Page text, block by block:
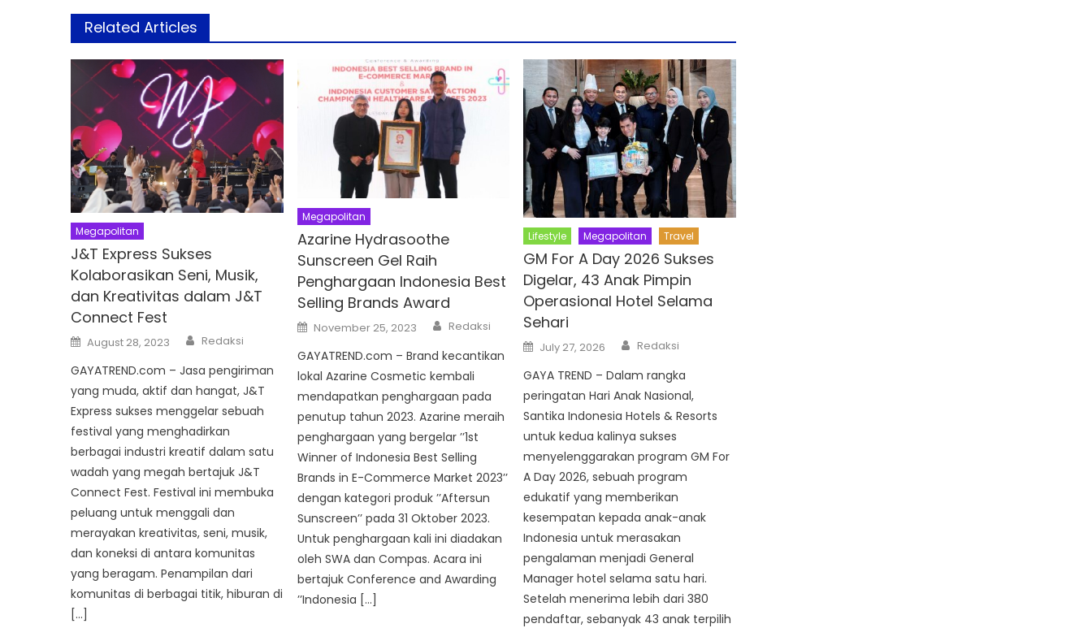
Related Articles
Megapolitan
J&T Express Sukses
Kolaborasikan Seni, Musik,
dan Kreativitas dalam J&T
Connect Fest
Posted
on
August 28, 2023 Author
Redaksi
GAYATREND.com – Jasa pengiriman
yang muda, aktif dan hangat, J&T
Express sukses menggelar sebuah
festival yang menghadirkan
berbagai industri kreatif dalam satu
wadah yang megah bertajuk J&T
Connect Fest. Festival ini membuka
peluang untuk menggali dan
merayakan kreativitas, seni, musik,
dan koneksi di antara komunitas
yang beragam. Penampilan dari
komunitas di berbagai titik, hiburan di
[…]
Megapolitan
Azarine Hydrasoothe
Sunscreen Gel Raih
Penghargaan Indonesia Best
Selling Brands Award
Posted
on
November 25, 2023 Author
Redaksi
GAYATREND.com – Brand kecantikan
lokal Azarine Cosmetic kembali
mendapatkan penghargaan pada
penutup tahun 2023. Azarine meraih
penghargaan yang bergelar ’’1st
Winner of Indonesia Best Selling
Brands in E-Commerce Market 2023’’
dengan kategori produk ’’Aftersun
Sunscreen’’ pada 31 Oktober 2023.
Untuk penghargaan kali ini diadakan
oleh SWA dan Compas. Acara ini
bertajuk Conference and Awarding
’’Indonesia […]
Lifestyle Megapolitan Travel
GM For A Day 2026 Sukses
Digelar, 43 Anak Pimpin
Operasional Hotel Selama
Sehari
Posted
on
July 27, 2026 Author
Redaksi
GAYA TREND – Dalam rangka
peringatan Hari Anak Nasional,
Santika Indonesia Hotels & Resorts
untuk kedua kalinya sukses
menyelenggarakan program GM For
A Day 2026, sebuah program
edukatif yang memberikan
kesempatan kepada anak-anak
Indonesia untuk merasakan
pengalaman menjadi General
Manager hotel selama satu hari.
Setelah menerima lebih dari 380
pendaftar, sebanyak 43 anak terpilih